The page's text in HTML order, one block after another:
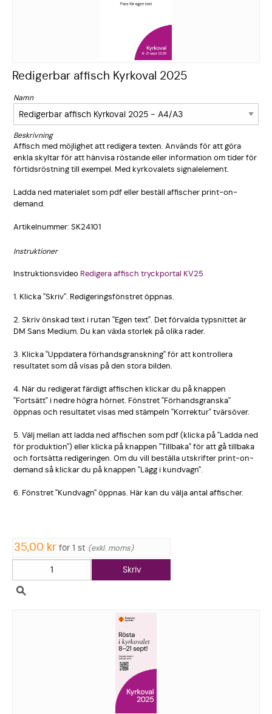
Redigerbar affisch Kyrkoval 2025
Namn
Beskrivning
Affisch med möjlighet att redigera texten. Används för att göra
enkla skyltar för att hänvisa röstande eller information om tider för
förtidsröstning till exempel. Med kyrkovalets signalelement.
Ladda ned materialet som pdf eller beställ affischer print-on-
demand.
Artikelnummer: SK24101
Instruktioner
Instruktionsvideo Redigera affisch tryckportal KV25
1. Klicka "Skriv". Redigering­sfönstret öppnas.
2. Skriv önskad text i rutan "Egen text". Det förvalda typsnittet är
DM Sans Medium. Du kan växla storlek på olika rader.
3. Klicka "Uppdatera förhandsgr­anskning" för att kontroller­a
resultatet som då visas på den stora bilden.
4. När du redigerat färdigt affischen klickar du på knappen
"Fortsätt" i nedre högra hörnet. Fönstret "Förhandsg­ranska"
öppnas och resultatet visas med stämpeln "Korrektur­" tvärsöver.
5. Välj mellan att ladda ned affischen som pdf (klicka på "Ladda ned
för produktion­") eller klicka på knappen "Tillbaka" för att gå tillbaka
och fortsätta redigering­en. Om du vill beställa utskrifter print-on-
demand så klickar du på knappen "Lägg i kundvagn".
6. Fönstret "Kundvagn" öppnas. Här kan du välja antal affischer.
35,00 kr för 1 st exkl. moms
Skriv